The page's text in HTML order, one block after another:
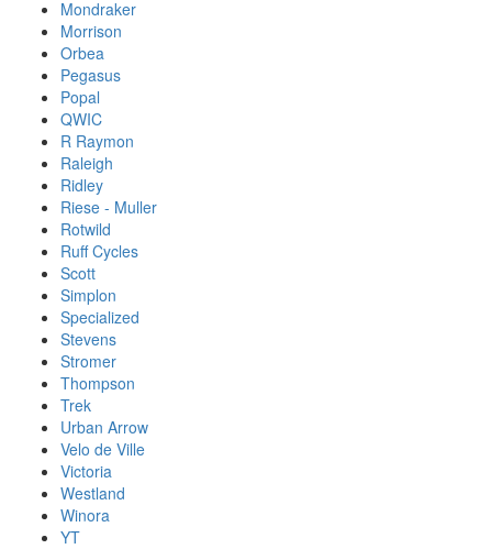
Mondraker
Morrison
Orbea
Pegasus
Popal
QWIC
R Raymon
Raleigh
Ridley
Riese - Muller
Rotwild
Ruff Cycles
Scott
Simplon
Specialized
Stevens
Stromer
Thompson
Trek
Urban Arrow
Velo de Ville
Victoria
Westland
Winora
YT